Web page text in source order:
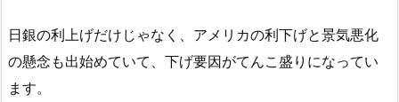
日銀の利上げだけじゃなく、アメリカの利下げと景気悪化
の懸念も出始めていて、下げ要因がてんこ盛りになってい
ます。